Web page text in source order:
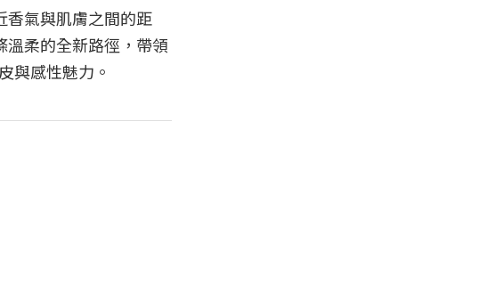
香氣與肌膚之間的距
柔的全新路徑，帶領
與感性魅力。